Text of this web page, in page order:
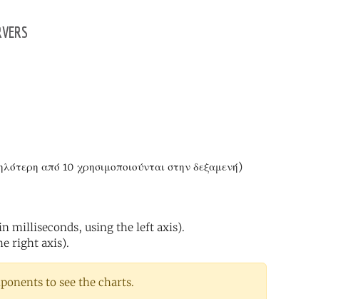
από 10 χρησιμοποιούνται στην δεξαμενή)
milliseconds, using the left axis).
right axis).
to see the charts.